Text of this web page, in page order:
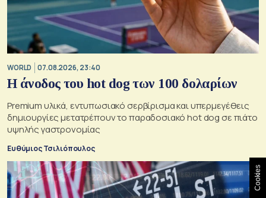
WORLD 07.08.2026, 23:40
Η άνοδος του hot dog των 100 δολαρίων
Premium υλικά, εντυπωσιακό σερβίρισμα και υπερμεγέθεις
δημιουργίες μετατρέπουν το παραδοσιακό hot dog σε πιάτο
υψηλής γαστρονομίας
Ευθύμιος Τσιλιόπουλος
Cookies